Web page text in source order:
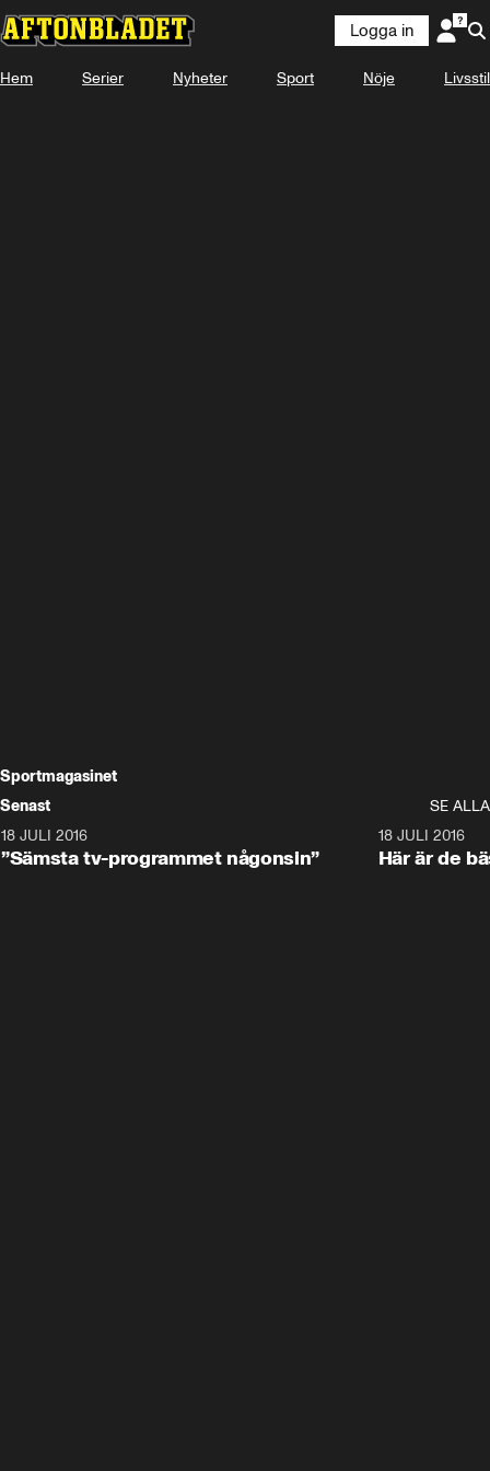
Logga in
Hem Serier Nyheter Sport Nöje Livsstil
Sportmagasinet
Senast
SE ALLA
18 JULI 2016
”Sämsta tv-programmet någonsin”
18 JULI 2016
Här är de